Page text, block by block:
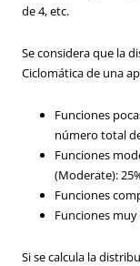
de 4, etc.
Se considera que la
Ciclomática de una
Funciones
número total
Funciones
(Moderate):
Funciones
Funciones muy
Si se calcula la